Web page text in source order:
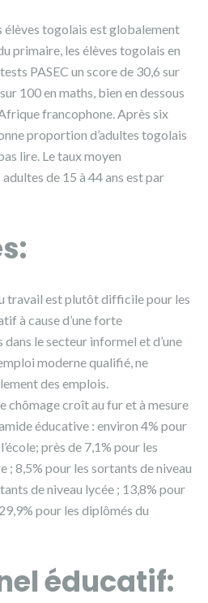
élèves togolais est globalement
primaire, les élèves togolais en
PASEC un score de 30,6 sur
100 en maths, bien en dessous
francophone. Après six
proportion d’adultes togolais
lire. Le taux moyen
de 15 à 44 ans est par
s:
travail est plutôt difficile pour les
à cause d’une forte
le secteur informel et d’une
moderne qualifié, ne
des emplois.
chômage croît au fur et à mesure
éducative : environ 4% pour
près de 7,1% pour les
; 8,5% pour les sortants de niveau
de niveau lycée ; 13,8% pour
pour les diplômés du
éducatif: